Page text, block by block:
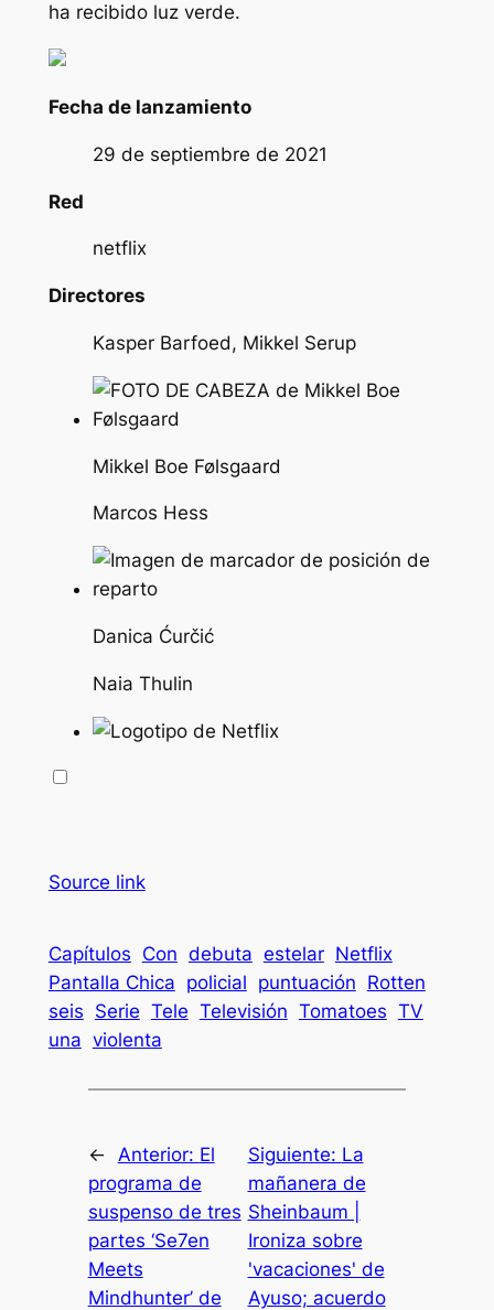
ha recibido luz verde.
Fecha de lanzamiento
29 de septiembre de 2021
Red
netflix
Directores
Kasper Barfoed, Mikkel Serup
Mikkel Boe Følsgaard
Marcos Hess
Danica Ćurčić
Naia Thulin
Source link
Capítulos Con debuta estelar Netflix
Pantalla Chica policial puntuación Rotten
seis Serie Tele Televisión Tomatoes TV
una violenta
← Anterior: El
programa de
suspenso de tres
partes ‘Se7en
Meets
Mindhunter’ de
Siguiente: La
mañanera de
Sheinbaum |
Ironiza sobre
'vacaciones' de
Ayuso; acuerdo